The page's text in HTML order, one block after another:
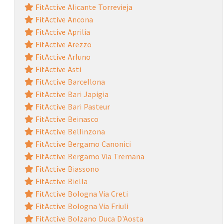
FitActive Alicante Torrevieja
FitActive Ancona
FitActive Aprilia
FitActive Arezzo
FitActive Arluno
FitActive Asti
FitActive Barcellona
FitActive Bari Japigia
FitActive Bari Pasteur
FitActive Beinasco
FitActive Bellinzona
FitActive Bergamo Canonici
FitActive Bergamo Via Tremana
FitActive Biassono
FitActive Biella
FitActive Bologna Via Creti
FitActive Bologna Via Friuli
FitActive Bolzano Duca D'Aosta